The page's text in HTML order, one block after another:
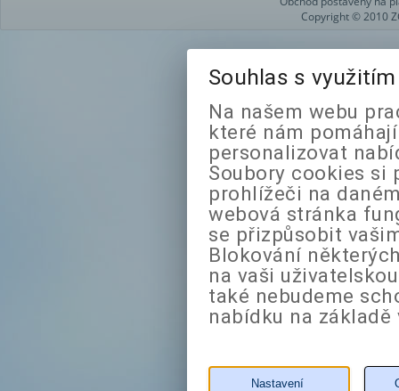
Copyright © 2010
Souhlas s
Na našem webu
které nám
personalizovat
Soubory cookies si
prohlížeči na
webová stránka
se přizpůsobit
Blokování
na vaši
také nebudeme
nabídku na
Nastavení